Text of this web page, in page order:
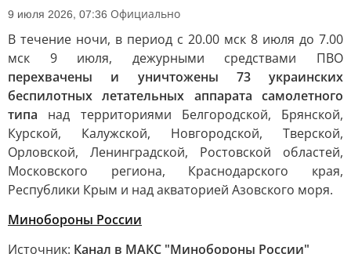
9 июля 2026, 07:36 Официально
В течение ночи, в период с 20.00 мск 8 июля до 7.00
мск 9 июля, дежурными средствами ПВО
перехвачены и уничтожены 73 украинских
беспилотных летательных аппарата самолетного
типа над территориями Белгородской, Брянской,
Курской, Калужской, Новгородской, Тверской,
Орловской, Ленинградской, Ростовской областей,
Московского региона, Краснодарского края,
Республики Крым и над акваторией Азовского моря.
Минобороны России
Источник: Канал в МАКС "Минобороны России"